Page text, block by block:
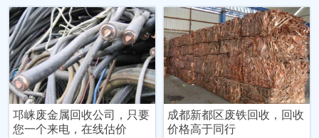
邛崃废金属回收公司，只要
您一个来电，在线估价
成都新都区废铁回收，回收
价格高于同行